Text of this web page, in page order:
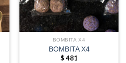
BOMBITA X4
BOMBITA X4
$481